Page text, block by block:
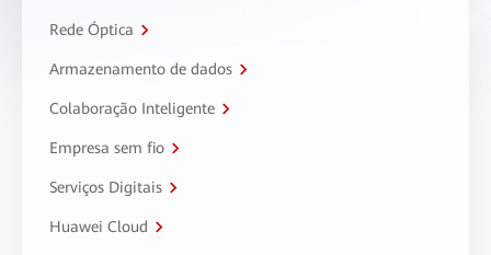
Rede Óptica
Armazenamento de dados
Colaboração Inteligente
Empresa sem fio
Serviços Digitais
Huawei Cloud